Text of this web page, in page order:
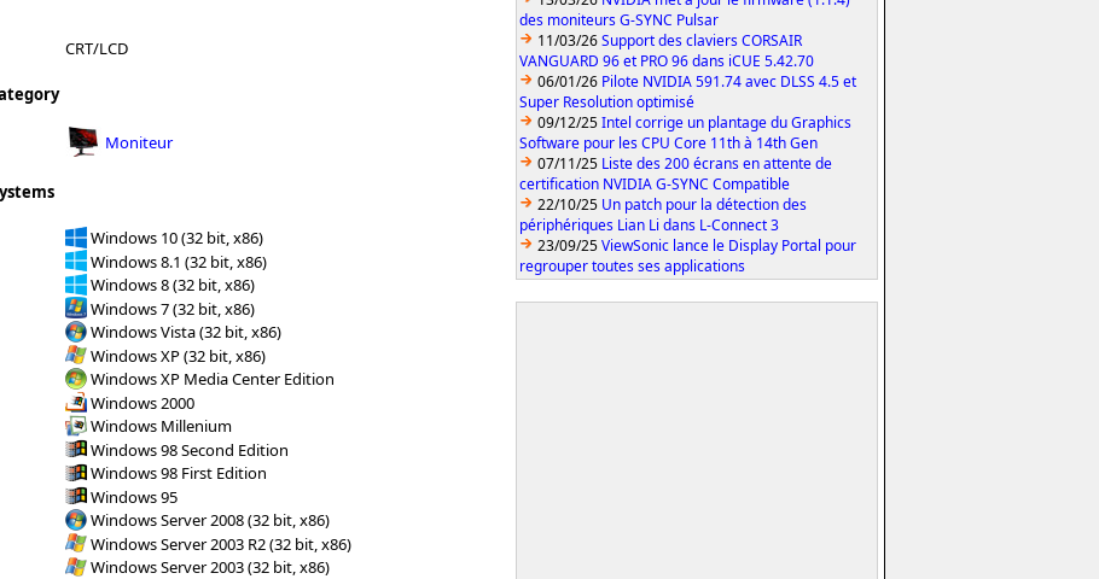
CRT/LCD
Moniteur
Windows 10 (32 bit, x86)
Windows 8.1 (32 bit, x86)
Windows 8 (32 bit, x86)
Windows 7 (32 bit, x86)
Windows Vista (32 bit, x86)
Windows XP (32 bit, x86)
Windows XP Media Center Edition
Windows 2000
Windows Millenium
Windows 98 Second Edition
Windows 98 First Edition
Windows 95
Windows Server 2008 (32 bit, x86)
Windows Server 2003 R2 (32 bit, x86)
Windows Server 2003 (32 bit, x86)
des moniteurs G-SYNC Pulsar
11/03/26Support des claviers CORSAIR
VANGUARD 96 et PRO 96 dans iCUE 5.42.70
06/01/26 Pilote NVIDIA 591.74 avec DLSS 4.5 et
Super Resolution optimisé
09/12/25Intel corrige un plantage du Graphics
Software pour les CPU Core 11th à 14th Gen
07/11/25 Liste des 200 écrans en attente de
certification NVIDIA G-SYNC Compatible
22/10/25 Un patch pour la détection des
périphériques Lian Li dans L-Connect 3
23/09/25ViewSonic lance le Display Portal pour
regrouper toutes ses applications